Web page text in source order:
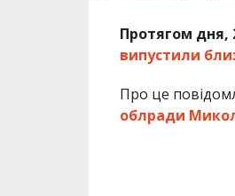
Протягом дня,
випустили
Про це
облради